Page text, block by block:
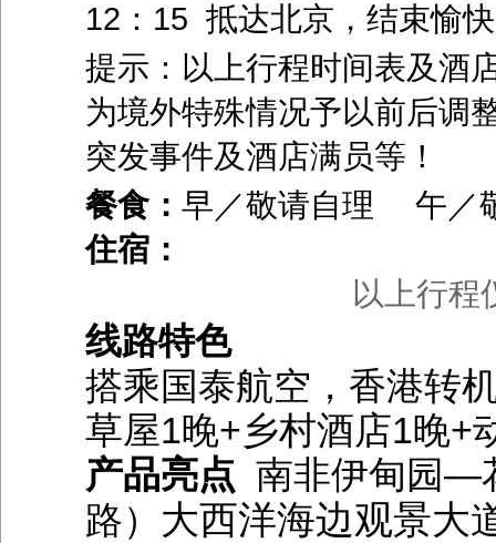
12：15 抵达北京，结束愉
提示：以上行程时间表及酒
为境外特殊情况予以前后调
突发事件及酒店满员等！
餐食： 早／敬请自理 午
住宿：
以上行程
线路特色
搭乘国泰航空，香港转
草屋1晚+乡村酒店1晚+
产品亮点 南非伊甸园—
路） 大西洋海边观景大